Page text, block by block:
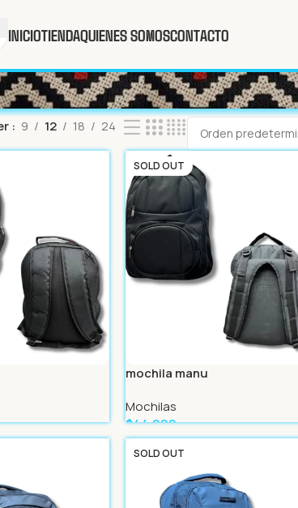
INICIOTIENDAQUIENES SOMOSCONTACTO
9 12 18 24
SOLD OUT
mochila manu
Mochilas
$44.999
SOLD OUT